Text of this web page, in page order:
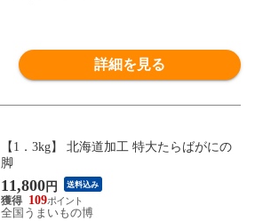
詳細を見る
【1．3kg】 北海道加工 特大たらばがにの
脚
11,800円 送料込み
109
全国うまいもの博